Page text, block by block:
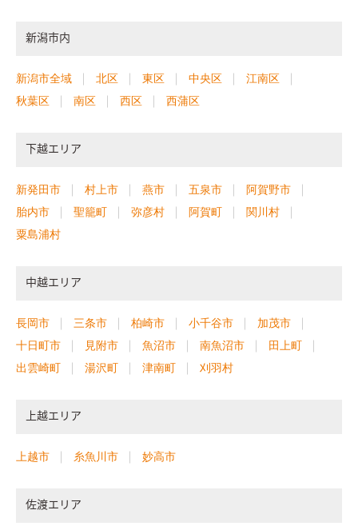
新潟市内
新潟市全域 北区 東区 中央区
江南区
秋葉区
南区 西区 西蒲区
下越エリア
新発田市 村上市 燕市 五泉市
阿賀野市
胎内市
聖籠町 弥彦村 阿賀町
関川村
粟島浦村
中越エリア
長岡市 三条市 柏崎市 小千谷市
加茂市
十日町市
見附市 魚沼市 南魚沼市
田上町
出雲崎町
湯沢町 津南町 刈羽村
上越エリア
上越市 糸魚川市 妙高市
佐渡エリア